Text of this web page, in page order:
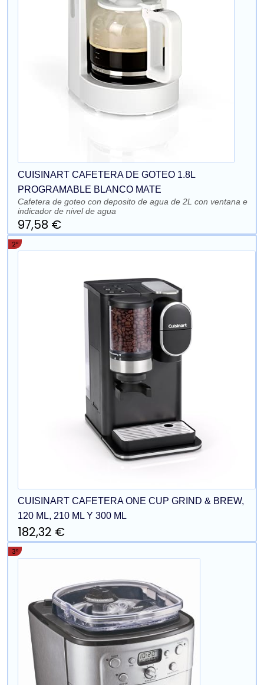
CUISINART CAFETERA DE GOTEO 1.8L
PROGRAMABLE BLANCO MATE
Cafetera de goteo con deposito de agua de 2L con ventana e
indicador de nivel de agua
97,58 €
2º
CUISINART CAFETERA ONE CUP GRIND & BREW,
120 ML, 210 ML Y 300 ML
182,32 €
3º